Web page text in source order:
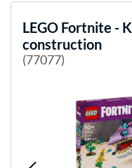
LEGO Fortnite -
construction
(77077)